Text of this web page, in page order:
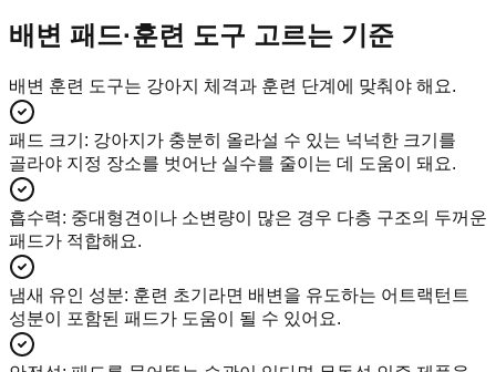
배변 패드·훈련 도구 고르는 기준
배변 훈련 도구는 강아지 체격과 훈련 단계에 맞춰야 해요.
패드 크기 : 강아지가 충분히 올라설 수 있는 넉넉한 크기를
골라야 지정 장소를 벗어난 실수를 줄이는 데 도움이 돼요.
흡수력: 중대형견이나 소변량이 많은 경우 다층 구조의 두꺼운
패드가 적합해요.
냄새 유인 성분: 훈련 초기라면 배변을 유도하는 어트랙턴트
성분이 포함된 패드가 도움이 될 수 있어요.